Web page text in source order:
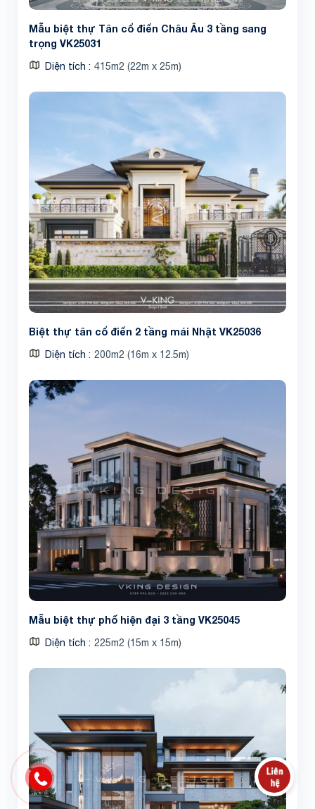
Mẫu biệt thự Tân cổ điển Châu Âu 3 tầng sang
trọng VK25031
Diện tích 415m2 (22m x 25m)
Biệt thự tân cổ điển 2 tầng mái Nhật VK25036
Diện tích 200m2 (16m x 12.5m)
Mẫu biệt thự phố hiện đại 3 tầng VK25045
Diện tích 225m2 (15m x 15m)